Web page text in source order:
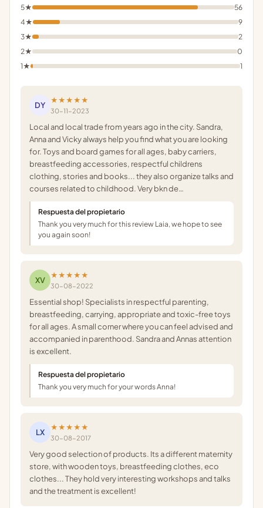
5★
56
4★
9
3★
2
2★
0
1★
1
DY
★★★★★
30-11-2023
Local and local trade from years ago in the city. Sandra,
Anna and Vicky always help you find what you are looking
for. Toys and board games for all ages, baby carriers,
breastfeeding accessories, respectful childrens
clothing, stories and books... they also organize talks and
courses related to childhood. Very bkn de…
Respuesta del propietario
Thank you very much for this review Laia, we hope to see
you again soon!
XV
★★★★★
30-08-2022
Essential shop! Specialists in respectful parenting,
breastfeeding, carrying, appropriate and toxic-free toys
for all ages. A small corner where you can feel advised and
accompanied in parenthood. Sandra and Annas attention
is excellent.
Respuesta del propietario
Thank you very much for your words Anna!
LX
★★★★★
30-08-2017
Very good selection of products. Its a different maternity
store, with wooden toys, breastfeeding clothes, eco
clothes... They hold very interesting workshops and talks
and the treatment is excellent!